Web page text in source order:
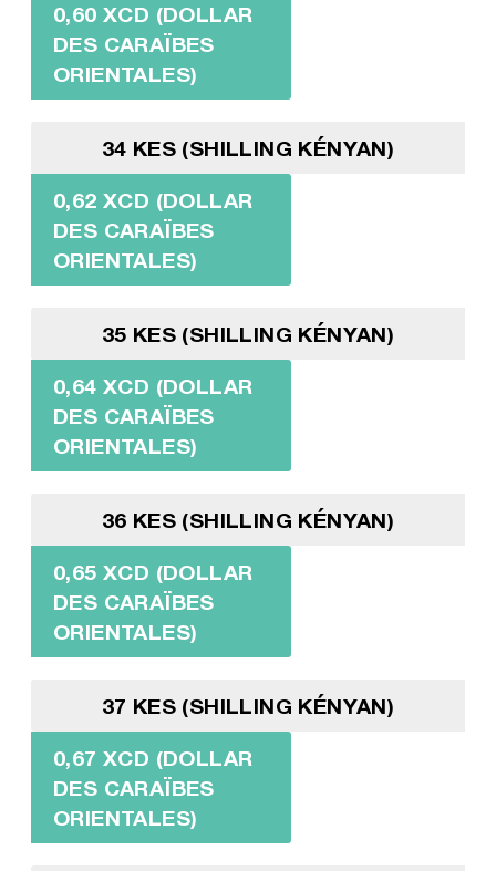
0,60 XCD (DOLLAR
DES CARAÏBES
ORIENTALES)
34 KES (SHILLING KÉNYAN)
0,62 XCD (DOLLAR
DES CARAÏBES
ORIENTALES)
35 KES (SHILLING KÉNYAN)
0,64 XCD (DOLLAR
DES CARAÏBES
ORIENTALES)
36 KES (SHILLING KÉNYAN)
0,65 XCD (DOLLAR
DES CARAÏBES
ORIENTALES)
37 KES (SHILLING KÉNYAN)
0,67 XCD (DOLLAR
DES CARAÏBES
ORIENTALES)